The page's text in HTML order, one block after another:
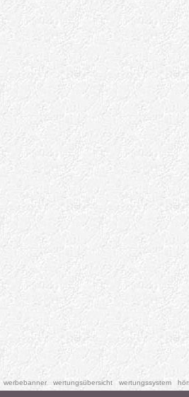
werbebanner wertungsübersicht wertungssystem